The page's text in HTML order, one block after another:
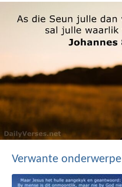
Verwante onderwerpe